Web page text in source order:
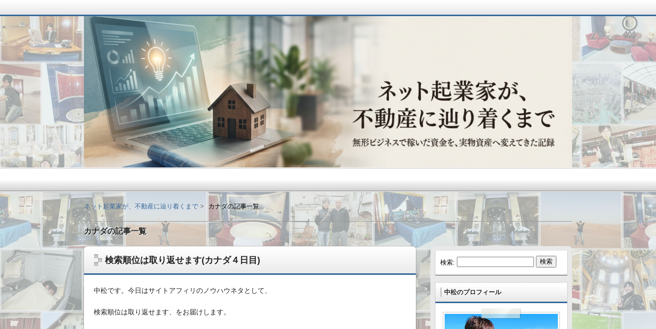
カナダの記事一覧
検索順位は取り返せます(カナダ４日目)
中松です。今日はサイトアフィリのノウハウネタとして、
検索順位は取り返せます、をお届けします。
検索:
中松のプロフィール
ネット起業家が、不動産に辿り着くまで カナダの記事一覧
ネット起業家が、不動産に辿り着くまで